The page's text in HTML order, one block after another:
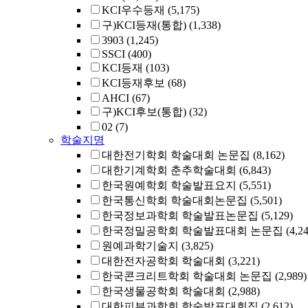
KCI우수등재 (5,175)
구)KCI등재(통합) (1,338)
3903 (1,245)
SSCI (400)
KCI등재 (103)
KCI등재후보 (68)
AHCI (67)
구)KCI후보(통합) (32)
02 (7)
학술지명
대한전기학회 학술대회 논문집 (8,162)
대한기계학회 춘추학술대회 (6,843)
한국원예학회 학술발표요지 (5,551)
한국통신학회 학술대회논문집 (5,501)
한국정보과학회 학술발표논문집 (5,129)
한국정밀공학회 학술발표대회 논문집
원예과학기술지 (3,825)
대한전자공학회 학술대회 (3,221)
한국콘크리트학회 학술대회 논문집 (2,989)
한국생물공학회 학술대회 (2,988)